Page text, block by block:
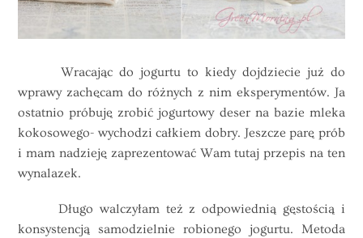
Wracając do jogurtu to kiedy dojdziecie już do
wprawy zachęcam do różnych z nim eksperymentów. Ja
ostatnio próbuję zrobić jogurtowy deser na bazie mleka
kokosowego- wychodzi całkiem dobry. Jeszcze parę prób
i mam nadzieję zaprezentować Wam tutaj przepis na ten
wynalazek.
Długo walczyłam też z odpowiednią gęstością i
konsystencją samodzielnie robionego jogurtu. Metoda